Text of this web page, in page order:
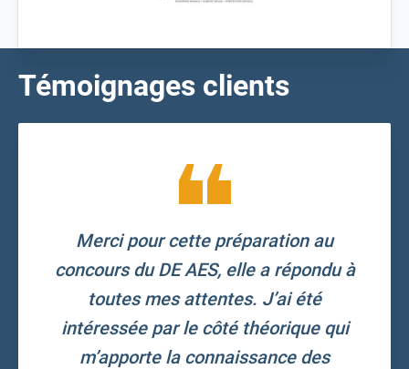
Témoignages clients
Merci pour cette préparation au
concours du DE AES, elle a répondu à
toutes mes attentes. J’ai été
intéressée par le côté théorique qui
m’apporte la connaissance des